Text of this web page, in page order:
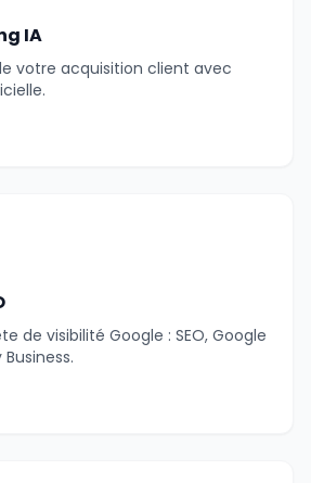
IA
votre acquisition client avec
de visibilité Google : SEO, Google